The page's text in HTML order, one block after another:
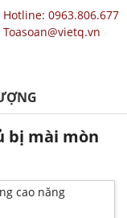
Hotline: 0963.806.677
Toasoan@vietq.vn
bị mài mòn
cao năng